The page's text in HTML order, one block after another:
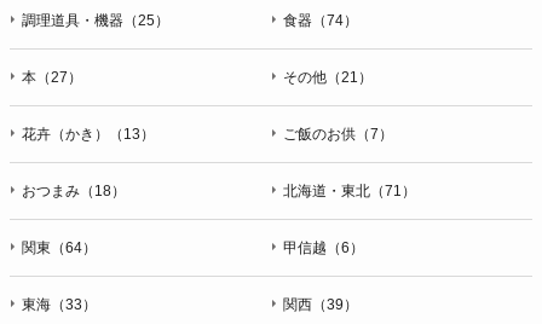
調理道具・機器（25） 食器（74）
本（27） その他（21）
花卉（かき）（13） ご飯のお供（7）
おつまみ（18） 北海道・東北（71）
関東（64） 甲信越（6）
東海（33） 関西（39）